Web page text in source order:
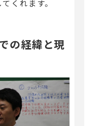
くれます。
の経緯と現